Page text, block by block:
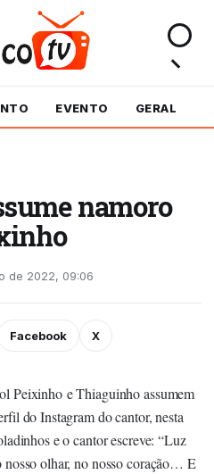
EVENTO GERAL
namoro
de 2022, 09:06
Facebook X
Peixinho e Thiaguinho assumem
do Instagram do cantor, nesta
e o cantor escreve: “Luz
olhar, no nosso coração… E